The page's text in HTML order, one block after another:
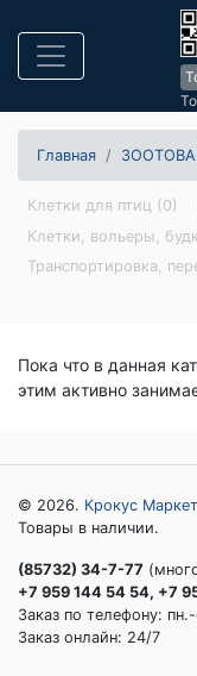
Главная
Клетки для птиц (0)
Клетки, вольеры,
Транспортировка,
Пока что в данная
этим активно
© 2026. Крокус Маркет
Товары в наличии.
(85732) 34-7-77
+7 959 144 54 54, +7
Заказ по телефону:
Заказ онлайн: 24/7